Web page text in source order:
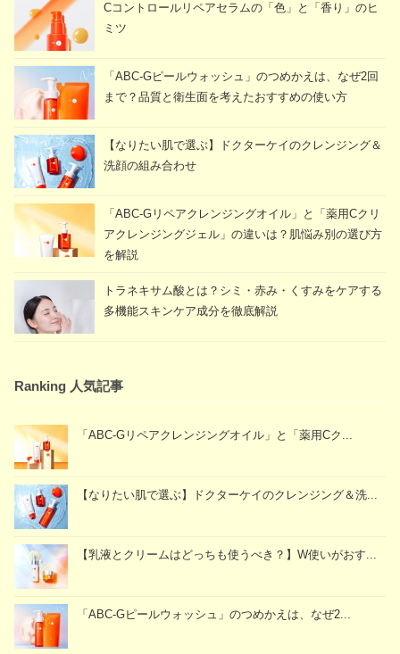
Cコントロールリペアセラムの「色」と「香り」のヒ
ミツ
「ABC-Gピールウォッシュ」のつめかえは、なぜ2回
まで？品質と衛生面を考えたおすすめの使い方
【なりたい肌で選ぶ】ドクターケイのクレンジング＆
洗顔の組み合わせ
「ABC-Gリペアクレンジングオイル」と「薬用Cクリ
アクレンジングジェル」の違いは？肌悩み別の選び方
を解説
トラネキサム酸とは？シミ・赤み・くすみをケアする
多機能スキンケア成分を徹底解説
Ranking 人気記事
「ABC-Gリペアクレンジングオイル」と「薬用Cク...
【なりたい肌で選ぶ】ドクターケイのクレンジング＆洗...
【乳液とクリームはどっちも使うべき？】W使いがおす...
「ABC-Gピールウォッシュ」のつめかえは、なぜ2...